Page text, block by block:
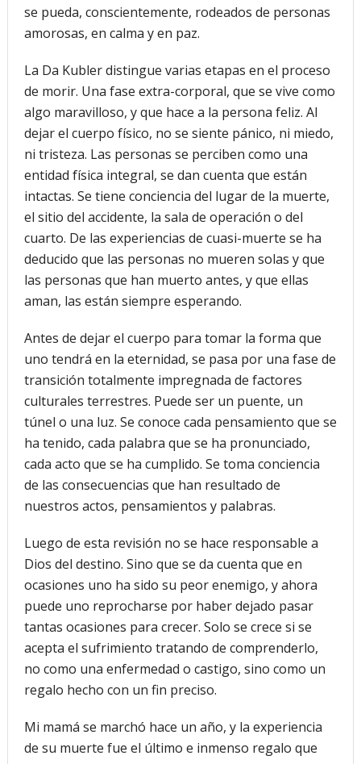
se pueda, conscientemente, rodeados de personas
amorosas, en calma y en paz.
La Da Kubler distingue varias etapas en el proceso
de morir. Una fase extra-corporal, que se vive como
algo maravilloso, y que hace a la persona feliz. Al
dejar el cuerpo físico, no se siente pánico, ni miedo,
ni tristeza. Las personas se perciben como una
entidad física integral, se dan cuenta que están
intactas. Se tiene conciencia del lugar de la muerte,
el sitio del accidente, la sala de operación o del
cuarto. De las experiencias de cuasi-muerte se ha
deducido que las personas no mueren solas y que
las personas que han muerto antes, y que ellas
aman, las están siempre esperando.
Antes de dejar el cuerpo para tomar la forma que
uno tendrá en la eternidad, se pasa por una fase de
transición totalmente impregnada de factores
culturales terrestres. Puede ser un puente, un
túnel o una luz. Se conoce cada pensamiento que se
ha tenido, cada palabra que se ha pronunciado,
cada acto que se ha cumplido. Se toma conciencia
de las consecuencias que han resultado de
nuestros actos, pensamientos y palabras.
Luego de esta revisión no se hace responsable a
Dios del destino. Sino que se da cuenta que en
ocasiones uno ha sido su peor enemigo, y ahora
puede uno reprocharse por haber dejado pasar
tantas ocasiones para crecer. Solo se crece si se
acepta el sufrimiento tratando de comprenderlo,
no como una enfermedad o castigo, sino como un
regalo hecho con un fin preciso.
Mi mamá se marchó hace un año, y la experiencia
de su muerte fue el último e inmenso regalo que